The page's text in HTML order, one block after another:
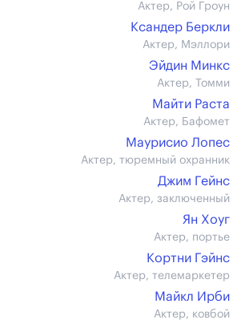
Актер, Рой Гроун
Ксандер Беркли
Актер, Мэллори
Эйдин Минкс
Актер, Томми
Майти Раста
Актер, Бафомет
Маурисио Лопес
Актер, тюремный охранник
Джим Гейнс
Актер, заключенный
Ян Хоуг
Актер, портье
Кортни Гэйнс
Актер, телемаркетер
Майкл Ирби
Актер, ковбой